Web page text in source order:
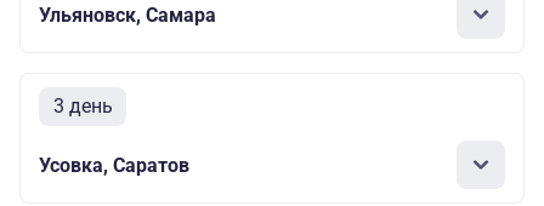
Ульяновск, Самара
3 день
Усовка, Саратов